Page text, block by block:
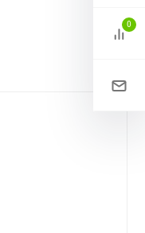
0